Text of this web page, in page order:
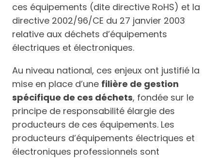
ces équipements (dite directive RoHS) et la
directive 2002/96/CE du 27 janvier 2003
relative aux déchets d’équipements
électriques et électroniques.
Au niveau national, ces enjeux ont justifié la
mise en place d’une filière de gestion
spécifique de ces déchets, fondée sur le
principe de responsabilité élargie des
producteurs de ces équipements. Les
producteurs d’équipements électriques et
électroniques professionnels sont